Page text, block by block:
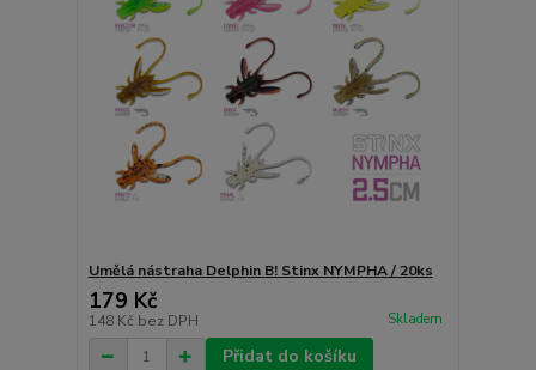
Umělá nástraha Delphin B! Stinx NYMPHA / 20ks
179 Kč
148 Kč bez DPH Skladem
Přidat do košíku